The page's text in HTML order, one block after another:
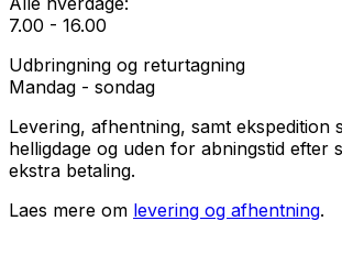
7.00 - 16.00
Udbringning og returtagning
Mandag - sondag
Levering, afhentning, samt ekspedition
helligdage og uden for abningstid efter
ekstra betaling.
Laes mere om levering og afhentning.